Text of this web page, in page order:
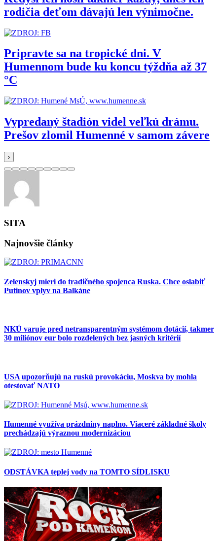
rodičia deťom dávajú len výnimočne.
Pripravte sa na tropické dni. V
Humennom bude ku koncu týždňa až 37
°C
Vypredaný štadión videl veľkú drámu.
Prešov zlomil Humenné v samom závere
›
SITA
Najnovšie články
Zelenskyj mieri do tradičného spojenca Ruska. Chce oslabiť
Putinov vplyv na Balkáne
NKÚ varuje pred netransparentným systémom dotácií, takmer
30 miliónov eur bolo rozdelených bez jasných kritérií
USA upozorňujú na ruskú provokáciu, Moskva by mohla
otestovať NATO
Humenné využíva prázdniny naplno. Viaceré základné školy
prechádzajú výraznou modernizáciou
ODSTÁVKA teplej vody na TOMTO SÍDLISKU